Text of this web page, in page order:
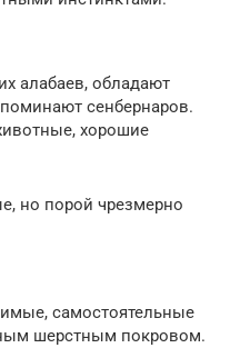
алабаев, обладают
сенбернаров.
хорошие
но порой чрезмерно
самостоятельные
шерстным покровом.